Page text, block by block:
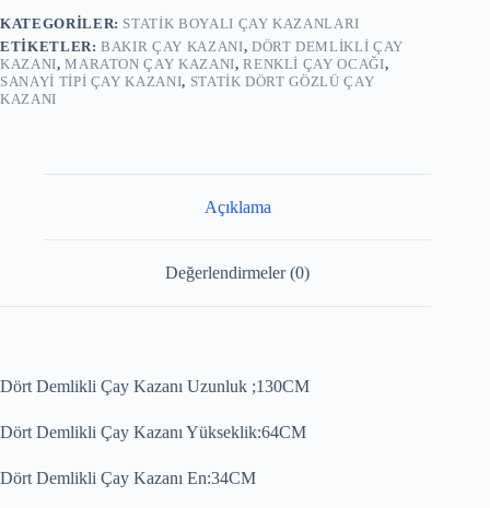
KATEGORILER: STATIK BOYALI ÇAY KAZANLARI
ETIKETLER:BAKIR ÇAY KAZANI, DÖRT DEMLIKLI ÇAY
KAZANI,MARATON ÇAY KAZANI,RENKLI ÇAY OCAĞI,
SANAYI TIPI ÇAY KAZANI, STATIK DÖRT GÖZLÜ ÇAY
KAZANI
Açıklama
Değerlendirmeler (0)
Dört Demlikli Çay Kazanı Uzunluk ;130CM
Dört Demlikli Çay Kazanı Yükseklik:64CM
Dört Demlikli Çay Kazanı En:34CM